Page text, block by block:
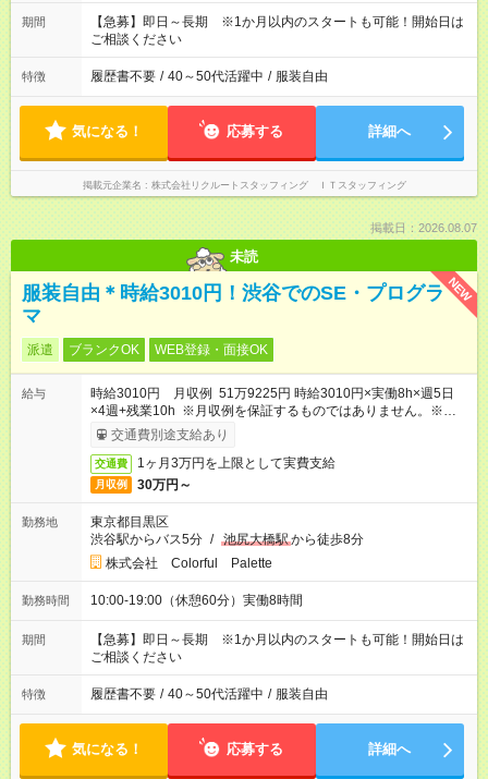
期間
【急募】即日～長期 ※1か月以内のスタートも可能！開始日は
ご相談ください
特徴 履歴書不要 / 40～50代活躍中 / 服装自由
気になる！ 応募する 詳細へ
掲載元企業名 株式会社リクルートスタッフィング ＩＴスタッフィング
掲載日：2026.08.07
未読
NEW
服装自由＊時給3010円！渋谷でのSE・プログラ
マ
派遣 ブランクOK WEB登録・面接OK
給与
時給3010円 月収例 51万9225円 時給3010円×実働8h×週5日
×4週+残業10h ※月収例を保証するものではありません。※給与
即受取りサービス利用可（利用条件有）
交通費別途支給あり
交通費 1ヶ月3万円を上限として実費支給
月収例 30万円～
勤務地
東京都目黒区
渋谷駅からバス5分 / 池尻大橋駅から徒歩8分
株式会社 Colorful Palette
勤務時間 10:00-19:00（休憩60分）実働8時間
期間
【急募】即日～長期 ※1か月以内のスタートも可能！開始日は
ご相談ください
特徴 履歴書不要 / 40～50代活躍中 / 服装自由
気になる！ 応募する 詳細へ